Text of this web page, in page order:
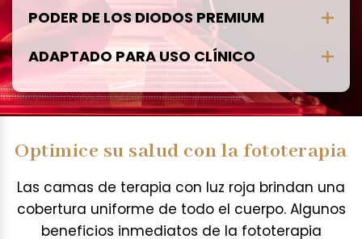
n
e
c
u
e
e
n
t
PODER DE LOS DIODOS PREMIUM
ADAPTADO PARA USO CLÍNICO
Optimice su salud con la fototerapia
Las camas de terapia con luz roja brindan una
cobertura uniforme de todo el cuerpo. Algunos
beneficios inmediatos de la fototerapia